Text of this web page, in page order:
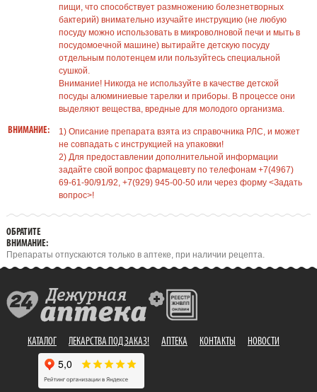
пищи, что способствует размножению болезнетворных
бактерий) внимательно изучайте инструкцию (не любую
посуду можно использовать в микроволновой печи и мыть в
посудомоечной машине) вытирайте детскую посуду
отдельным полотенцем или пользуйтесь специальной
сушкой.
Внимание! Никогда не используйте в качестве детской
посуды алюминиевые тарелки и приборы. В процессе они
выделяют вещества, вредные для молодого организма.
ВНИМАНИЕ:
1) Описание препарата взята из справочника РЛС, и может
не совпадать с инструкцией на упаковки!
2) Для предоставлении дополнительной информации
задайте свой вопрос фармацевту по телефонам +7(4967)
69-61-90/91/92, +7(929) 945-00-50 или через форму <Задать
вопрос>!
ОБРАТИТЕ
ВНИМАНИЕ:
Препараты отпускаются только в аптеке, при наличии рецепта.
КАТАЛОГ ЛЕКАРСТВА ПОД ЗАКАЗ! АПТЕКА КОНТАКТЫ НОВОСТИ